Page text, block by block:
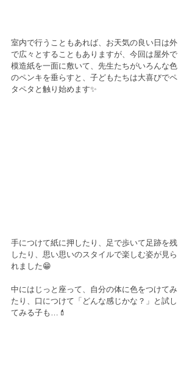
室内で行うこともあれば、お天気の良い日は外
で広々とすることもありますが、今回は屋外で
模造紙を一面に敷いて、先生たちがいろんな色
のペンキを垂らすと、子どもたちは大喜びでペ
タペタと触り始めます✨
手につけて紙に押したり、足で歩いて足跡を残
したり、思い思いのスタイルで楽しむ姿が見ら
れました😁
中にはじっと座って、自分の体に色をつけてみ
たり、口につけて「どんな感じかな？」と試し
てみる子も…💄